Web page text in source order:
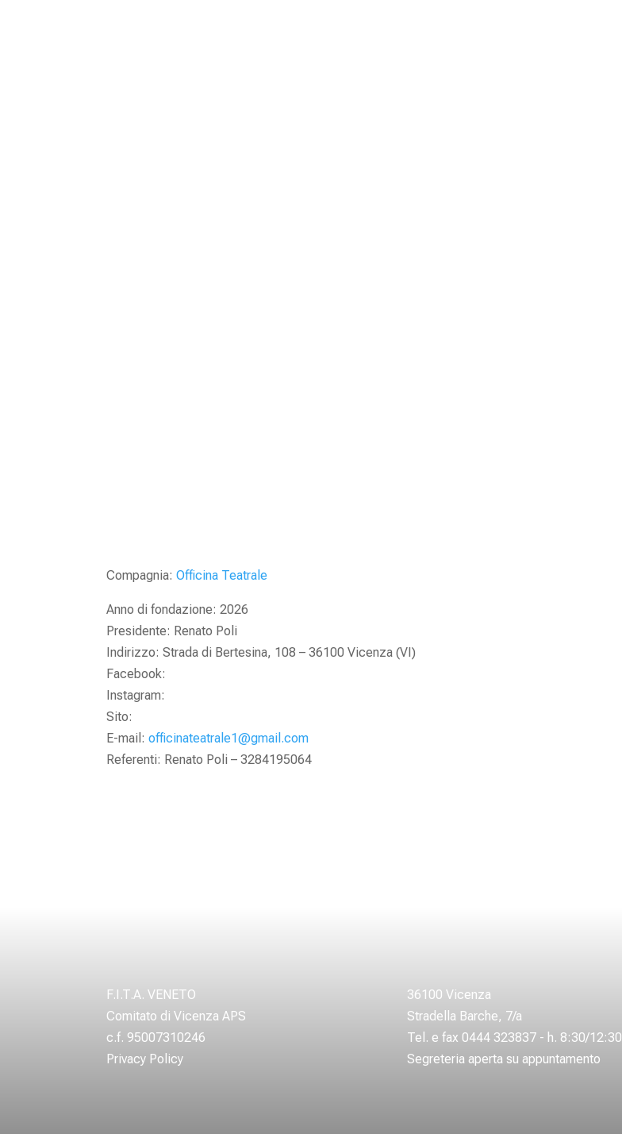
Compagnia:Officina Teatrale
Anno di fondazione: 2026
Presidente: Renato Poli
Indirizzo: Strada di Bertesina, 108 – 36100 Vicenza (VI)
Facebook:
Instagram:
Sito:
E-mail:officinateatrale1@gmail.com
Referenti: Renato Poli – 3284195064
F.I.T.A. VENETO
Comitato di Vicenza APS
c.f. 95007310246
Privacy Policy
36100 Vicenza
Stradella Barche, 7/a
Tel. e fax 0444 323837 - h. 8:30/12:30
Segreteria aperta su appuntamento